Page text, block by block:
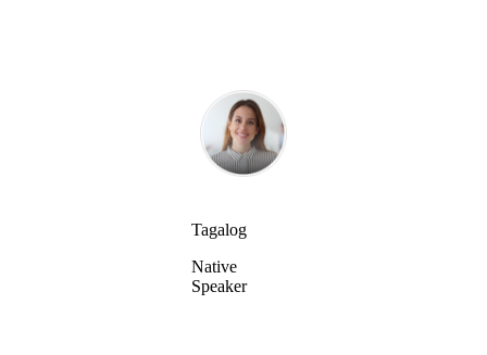
Tagalog
Native
Speaker